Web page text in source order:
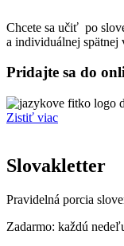
Chcete sa učiť po
a individuálnej spätnej
Pridajte sa do
Zistiť viac
Slovakletter
Pravidelná porcia
Zadarmo: každú